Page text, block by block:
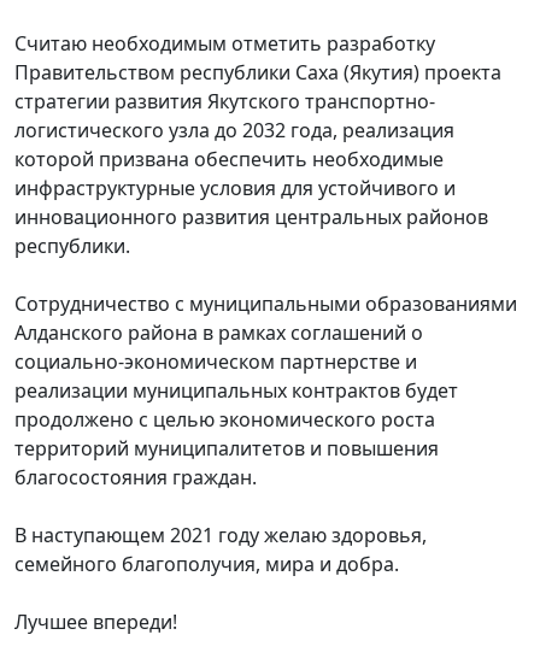
Считаю необходимым отметить разработку
Правительством республики Саха (Якутия) проекта
стратегии развития Якутского транспортно-
логистического узла до 2032 года, реализация
которой призвана обеспечить необходимые
инфраструктурные условия для устойчивого и
инновационного развития центральных районов
республики.
Сотрудничество с муниципальными образованиями
Алданского района в рамках соглашений о
социально-экономическом партнерстве и
реализации муниципальных контрактов будет
продолжено с целью экономического роста
территорий муниципалитетов и повышения
благосостояния граждан.
В наступающем 2021 году желаю здоровья,
семейного благополучия, мира и добра.
Лучшее впереди!